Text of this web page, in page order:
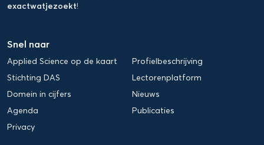
exactwatjezoekt!
Snel naar
Applied Science op de kaart
Profielbeschrijving
Stichting DAS
Lectorenplatform
Domein in cijfers
Nieuws
Agenda
Publicaties
Privacy